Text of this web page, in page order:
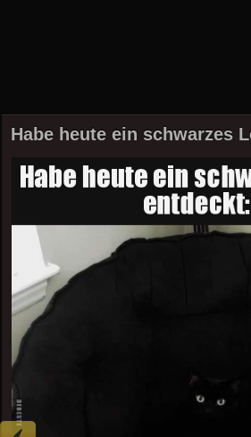
Habe heute ein schwarzes